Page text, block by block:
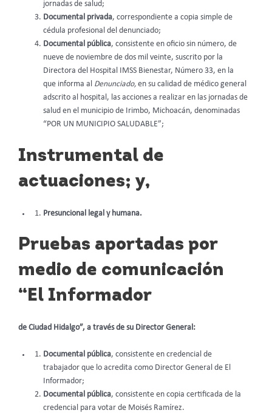
jornadas de salud;
Documental privada, correspondiente a copia simple de
cédula profesional del denunciado;
Documental pública, consistente en oficio sin número, de
nueve de noviembre de dos mil veinte, suscrito por la
Directora del Hospital IMSS Bienestar, Número 33, en la
que informa al
Denunciado, en su calidad de médico general
adscrito al hospital, las acciones a realizar en las jornadas de
salud en el municipio de Irimbo, Michoacán, denominadas
“POR UN MUNICIPIO SALUDABLE”;
Instrumental de
actuaciones; y,
Presuncional legal y humana.
Pruebas aportadas por
medio de comunicación
“El Informador
de Ciudad Hidalgo”, a través de su Director General:
Documental pública, consistente en credencial de
trabajador que lo acredita como Director General de El
Informador;
Documental pública, consistente en copia certificada de la
credencial para votar de Moisés Ramírez.